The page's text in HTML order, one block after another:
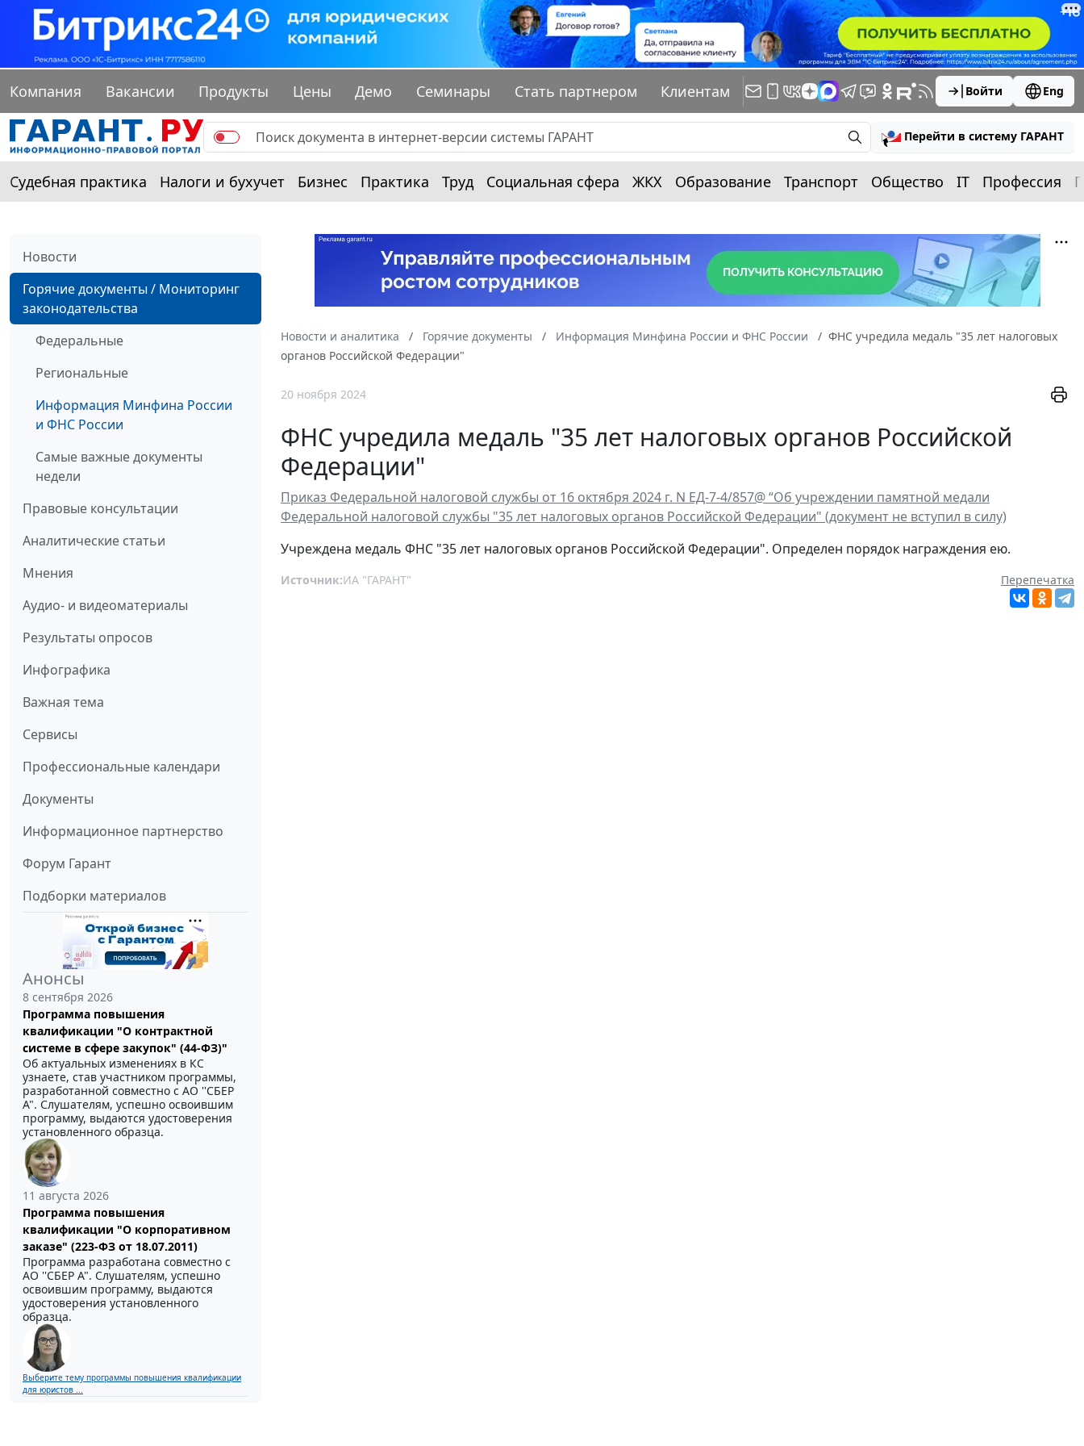
Компания Вакансии Продукты Цены Демо Семинары Стать партнером Клиентам Войти Eng
Перейти в систему ГАРАНТ
Судебная практика Налоги и бухучет Бизнес Практика Труд Социальная сфера ЖКХ Образование Транспорт Общество IT Профессия
Новости
Горячие документы / Мониторинг
законодательства
Федеральные
Региональные
Информация Минфина России
и ФНС России
Самые важные документы
недели
Правовые консультации
Аналитические статьи
Мнения
Аудио- и видеоматериалы
Результаты опросов
Инфографика
Важная тема
Сервисы
Профессиональные календари
Документы
Информационное партнерство
Форум Гарант
Подборки материалов
Анонсы
8 сентября 2026
Программа повышения
квалификации "О контрактной
системе в сфере закупок" (44-ФЗ)"
Об актуальных изменениях в КС
узнаете, став участником программы,
разработанной совместно с АО ''СБЕР
А". Слушателям, успешно освоившим
программу, выдаются удостоверения
установленного образца.
11 августа 2026
Программа повышения
квалификации "О корпоративном
заказе" (223-ФЗ от 18.07.2011)
Программа разработана совместно с
АО ''СБЕР А". Слушателям, успешно
освоившим программу, выдаются
удостоверения установленного
образца.
Выберите тему программы повышения квалификации
для юристов ...
Новости и аналитика Горячие документы Информация Минфина России и ФНС России
ФНС учредила медаль "35 лет налоговых
органов Российской Федерации"
20 ноября 2024
ФНС учредила медаль "35 лет налоговых органов Российской
Федерации"
Приказ Федеральной налоговой службы от 16 октября 2024 г. N ЕД-7-4/857@ “Об учреждении памятной медали
Федеральной налоговой службы "35 лет налоговых органов Российской Федерации" (документ не вступил в силу)
Учреждена медаль ФНС "35 лет налоговых органов Российской Федерации". Определен порядок награждения ею.
Источник:ИА "ГАРАНТ" Перепечатка